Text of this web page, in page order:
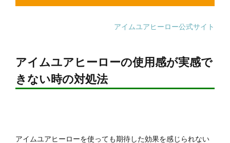
アイムユアヒーロー公式サイト
アイムユアヒーローの使用感が実感で
きない時の対処法
アイムユアヒーローを使っても期待した効果を感じられない